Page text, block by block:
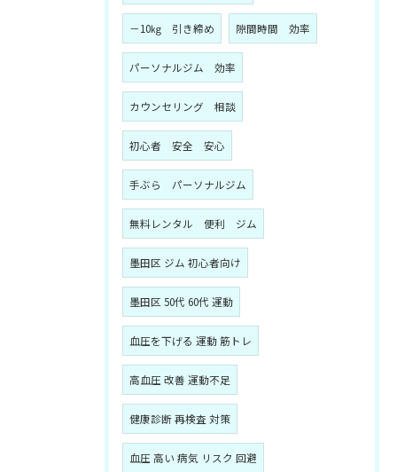
－10㎏ 引き締め 隙間時間 効率
パーソナルジム 効率
カウンセリング 相談
初心者 安全 安心
手ぶら パーソナルジム
無料レンタル 便利 ジム
墨田区 ジム 初心者向け
墨田区 50代 60代 運動
血圧を下げる 運動 筋トレ
高血圧 改善 運動不足
健康診断 再検査 対策
血圧 高い 病気 リスク 回避